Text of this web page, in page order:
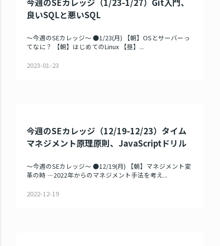
良いSQLと悪いSQL
～今週のSEカレッジ～ ●1/23(月) 【朝】OSとサーバーっ
てなに？ 【朝】はじめてのLinux 【昼】...
2023-01-23
今週のSEカレッジ（12/19-12/23）タイム
マネジメント原理原則、JavaScriptドリル
～今週のSEカレッジ～ ●12/19(月) 【朝】マネジメント変
革の時 ―2022年からのマネジメント手法を考え...
2022-12-19